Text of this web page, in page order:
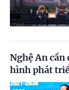
Nghệ An
hình phát